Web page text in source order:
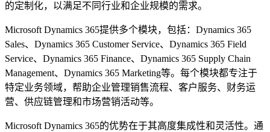
的定制化，以满足不同行业和企业规模的需求。
Microsoft Dynamics 365提供多个模块，包括：Dynamics 365
Sales、Dynamics 365 Customer Service、Dynamics 365 Field
Service、Dynamics 365 Finance、Dynamics 365 Supply Chain
Management、Dynamics 365 Marketing等。每个模块都专注于
特定业务领域，帮助企业管理销售流程、客户服务、财务运
营、供应链管理和市场营销活动等。
Microsoft Dynamics 365的优势在于其高度集成性和灵活性。通